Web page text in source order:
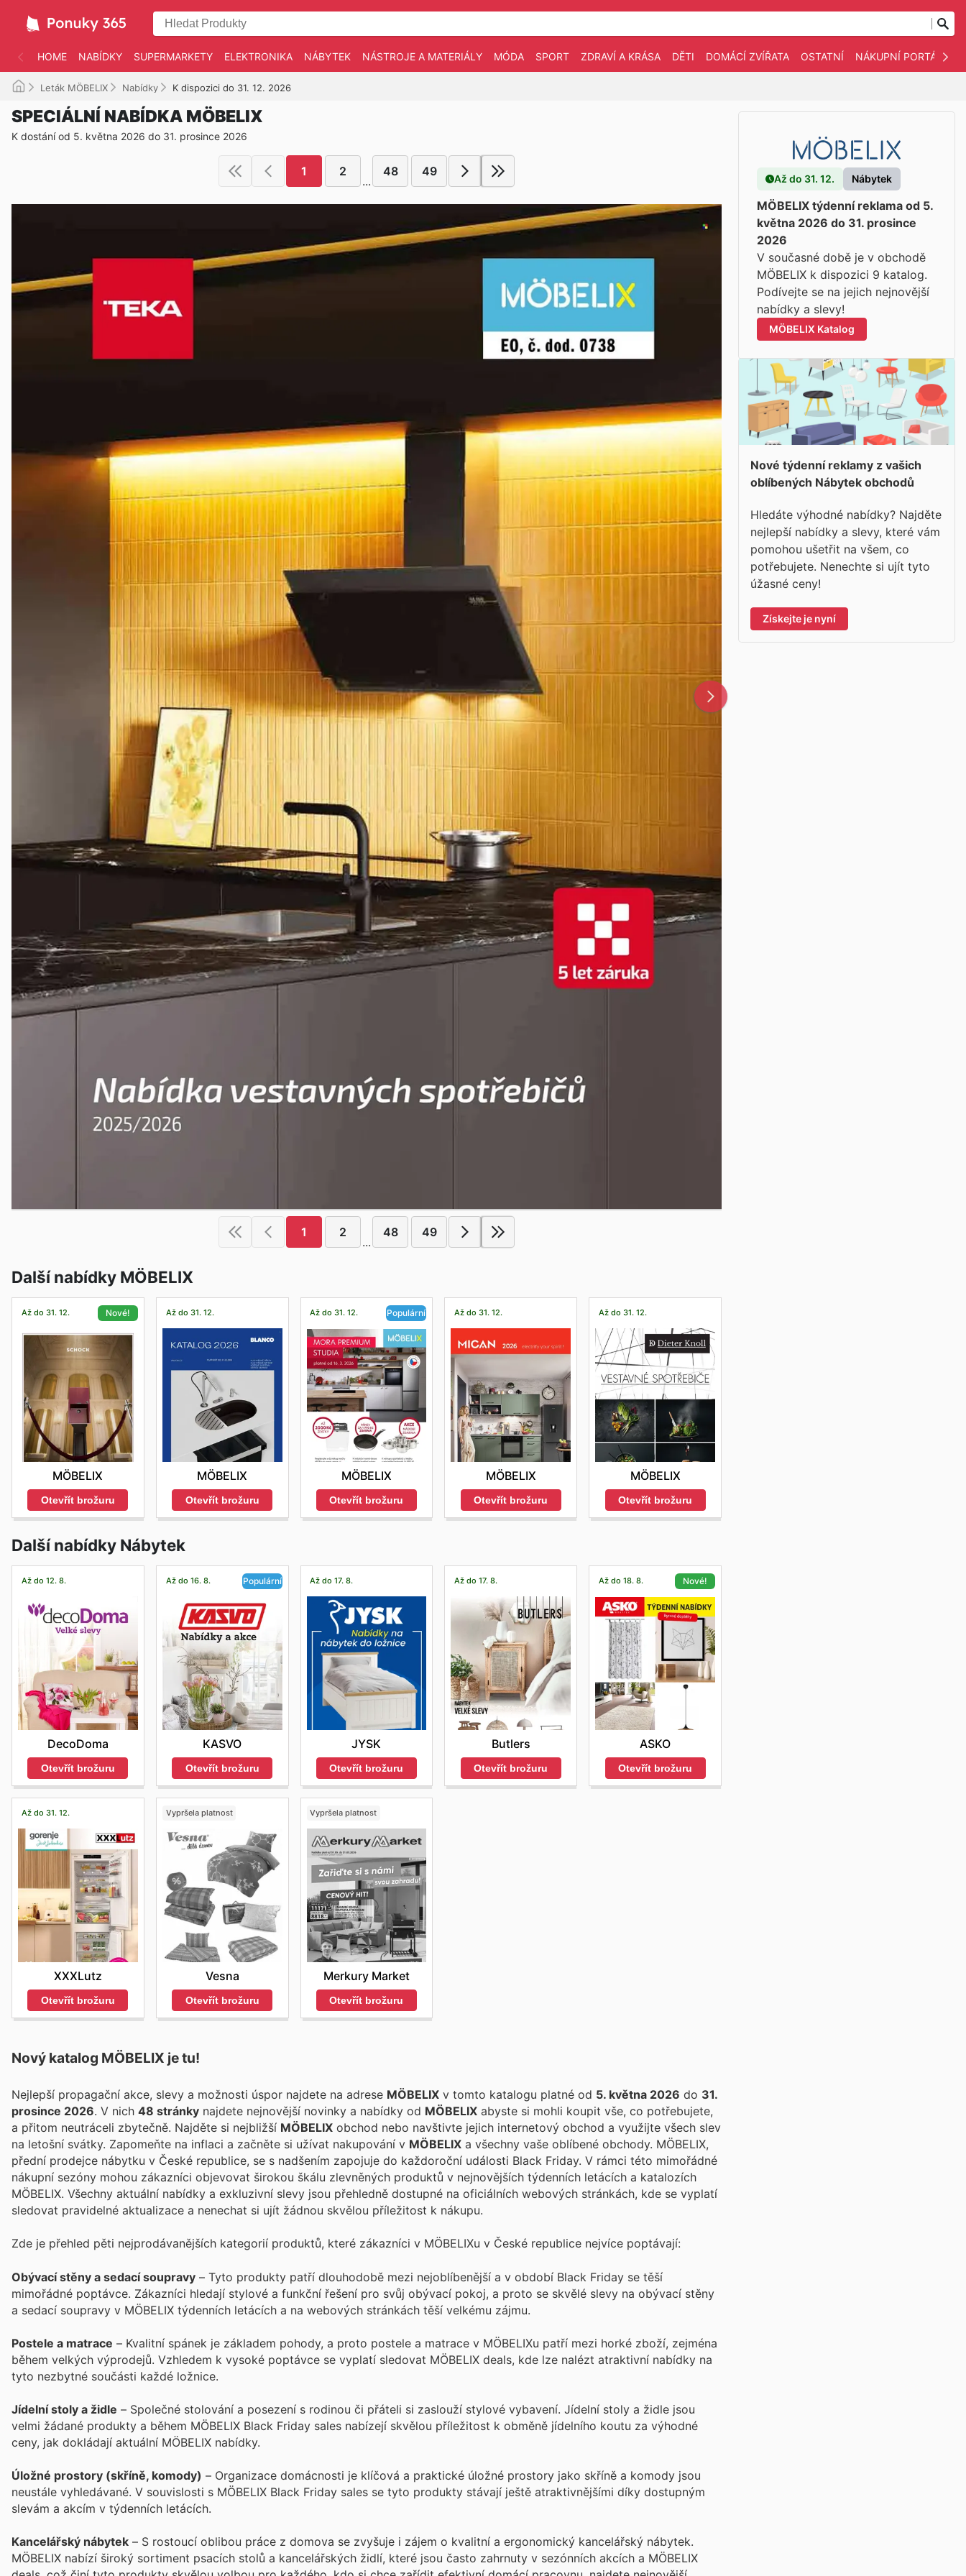
HOME NABÍDKY SUPERMARKETY ELEKTRONIKA NÁBYTEK NÁSTROJE A MATERIÁLY MÓDA SPORT ZDRAVÍ A KRÁSA DĚTI DOMÁCÍ ZVÍŘATA OSTATNÍ NÁKUPNÍ PORTÁLY
Leták MÖBELIX Nabídky K dispozici do 31. 12. 2026
SPECIÁLNÍ NABÍDKA MÖBELIX
K dostání od 5. května 2026 do 31. prosince 2026
1 2
...
48 49
1 2
...
48 49
Další nabídky MÖBELIX
Až do 31. 12. Nové!
MÖBELIX
Otevřít brožuru
Až do 31. 12.
MÖBELIX
Otevřít brožuru
Až do 31. 12. Populární
MÖBELIX
Otevřít brožuru
Až do 31. 12.
MÖBELIX
Otevřít brožuru
Až do 31. 12.
MÖBELIX
Otevřít brožuru
Další nabídky Nábytek
Až do 12. 8.
DecoDoma
Otevřít brožuru
Až do 16. 8. Populární
KASVO
Otevřít brožuru
Až do 17. 8.
JYSK
Otevřít brožuru
Až do 17. 8.
Butlers
Otevřít brožuru
Až do 18. 8. Nové!
ASKO
Otevřít brožuru
Až do 31. 12.
XXXLutz
Otevřít brožuru
Vypršela platnost
Vesna
Otevřít brožuru
Vypršela platnost
Merkury Market
Otevřít brožuru
Nový katalog MÖBELIX je tu!
Nejlepší propagační akce, slevy a možnosti úspor najdete na adrese MÖBELIX v tomto katalogu platné od 5. května 2026 do 31.
prosince 2026 . V nich 48 stránky najdete nejnovější novinky a nabídky od MÖBELIX abyste si mohli koupit vše, co potřebujete,
a přitom neutráceli zbytečně. Najděte si nejbližší MÖBELIX obchod nebo navštivte jejich internetový obchod a využijte všech slev
na letošní svátky. Zapomeňte na inflaci a začněte si užívat nakupování v MÖBELIX a všechny vaše oblíbené obchody. MÖBELIX,
přední prodejce nábytku v České republice, se s nadšením zapojuje do každoroční události Black Friday. V rámci této mimořádné
nákupní sezóny mohou zákazníci objevovat širokou škálu zlevněných produktů v nejnovějších týdenních letácích a katalozích
MÖBELIX. Všechny aktuální nabídky a exkluzivní slevy jsou přehledně dostupné na oficiálních webových stránkách, kde se vyplatí
sledovat pravidelné aktualizace a nenechat si ujít žádnou skvělou příležitost k nákupu.
Zde je přehled pěti nejprodávanějších kategorií produktů, které zákazníci v MÖBELIXu v České republice nejvíce poptávají:
Obývací stěny a sedací soupravy – Tyto produkty patří dlouhodobě mezi nejoblíbenější a v období Black Friday se těší
mimořádné poptávce. Zákazníci hledají stylové a funkční řešení pro svůj obývací pokoj, a proto se skvělé slevy na obývací stěny
a sedací soupravy v MÖBELIX týdenních letácích a na webových stránkách těší velkému zájmu.
Postele a matrace – Kvalitní spánek je základem pohody, a proto postele a matrace v MÖBELIXu patří mezi horké zboží, zejména
během velkých výprodejů. Vzhledem k vysoké poptávce se vyplatí sledovat MÖBELIX deals, kde lze nalézt atraktivní nabídky na
tyto nezbytné součásti každé ložnice.
Jídelní stoly a židle – Společné stolování a posezení s rodinou či přáteli si zaslouží stylové vybavení. Jídelní stoly a židle jsou
velmi žádané produkty a během MÖBELIX Black Friday sales nabízejí skvělou příležitost k obměně jídelního koutu za výhodné
ceny, jak dokládají aktuální MÖBELIX nabídky.
Úložné prostory (skříně, komody) – Organizace domácnosti je klíčová a praktické úložné prostory jako skříně a komody jsou
neustále vyhledávané. V souvislosti s MÖBELIX Black Friday sales se tyto produkty stávají ještě atraktivnějšími díky dostupným
slevám a akcím v týdenních letácích.
Kancelářský nábytek – S rostoucí oblibou práce z domova se zvyšuje i zájem o kvalitní a ergonomický kancelářský nábytek.
MÖBELIX nabízí široký sortiment psacích stolů a kancelářských židlí, které jsou často zahrnuty v sezónních akcích a MÖBELIX
Až do 31. 12. Nábytek
MÖBELIX týdenní reklama od 5.
května 2026 do 31. prosince
2026
V současné době je v obchodě
MÖBELIX k dispozici 9 katalog.
Podívejte se na jejich nejnovější
nabídky a slevy!
MÖBELIX Katalog
Nové týdenní reklamy z vašich
oblíbených Nábytek obchodů
Hledáte výhodné nabídky? Najděte
nejlepší nabídky a slevy, které vám
pomohou ušetřit na všem, co
potřebujete. Nenechte si ujít tyto
úžasné ceny!
Získejte je nyní